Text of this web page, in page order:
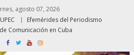
agosto 07, 2026
Efemérides del Periodismo
Comunicación en Cuba